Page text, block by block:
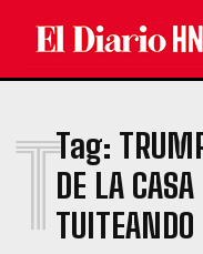
Tag:
DE LA
TUITEANDO
T